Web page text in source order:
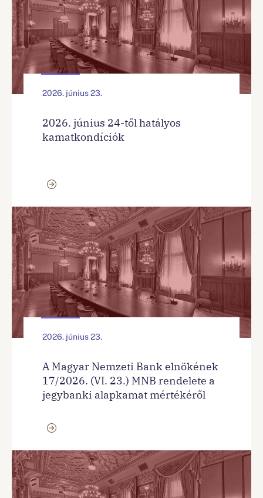
2026. június 23.
2026. június 24-től hatályos
kamatkondíciók
2026. június 23.
A Magyar Nemzeti Bank elnökének
17/2026. (VI. 23.) MNB rendelete a
jegybanki alapkamat mértékéről